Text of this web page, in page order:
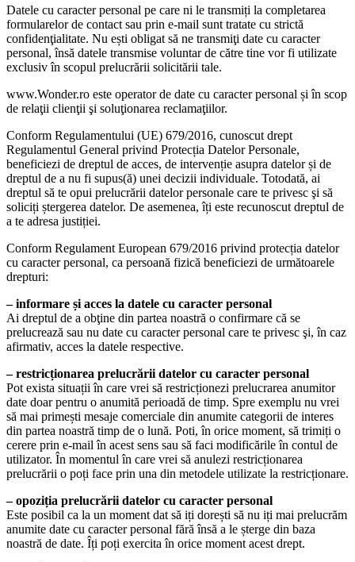
Datele cu caracter personal pe care ni le transmiți la completarea
formularelor de contact sau prin e-mail sunt tratate cu strictă
confidenţialitate. Nu ești obligat să ne transmiţi date cu caracter
personal, însă datele transmise voluntar de către tine vor fi utilizate
exclusiv în scopul prelucrării solicitării tale.
www.Wonder.ro este operator de date cu caracter personal și în scop
de relaţii clienţii şi soluţionarea reclamaţiilor.
Conform Regulamentului (UE) 679/2016, cunoscut drept
Regulamentul General privind Protecția Datelor Personale,
beneficiezi de dreptul de acces, de intervenție asupra datelor și de
dreptul de a nu fi supus(ă) unei decizii individuale. Totodată, ai
dreptul să te opui prelucrării datelor personale care te privesc şi să
soliciți ștergerea datelor. De asemenea, îți este recunoscut dreptul de
a te adresa justiției.
Conform Regulament European 679/2016 privind protecția datelor
cu caracter personal, ca persoană fizică beneficiezi de următoarele
drepturi:
– informare și acces la datele cu caracter personal
Ai dreptul de a obţine din partea noastră o confirmare că se
prelucrează sau nu date cu caracter personal care te privesc şi, în caz
afirmativ, acces la datele respective.
– restricționarea prelucrării datelor cu caracter personal
Pot exista situații în care vrei să restricționezi prelucrarea anumitor
date doar pentru o anumită perioadă de timp. Spre exemplu nu vrei
să mai primești mesaje comerciale din anumite categorii de interes
din partea noastră timp de o lună. Poti, în orice moment, să trimiți o
cerere prin e-mail în acest sens sau să faci modificările în contul de
utilizator. În momentul în care vrei să anulezi restricționarea
prelucrării o poți face prin una din metodele utilizate la restricționare.
– opoziția prelucrării datelor cu caracter personal
Este posibil ca la un moment dat să iți dorești să nu iți mai prelucrăm
anumite date cu caracter personal fără însă a le șterge din baza
noastră de date. Îți poți exercita în orice moment acest drept.